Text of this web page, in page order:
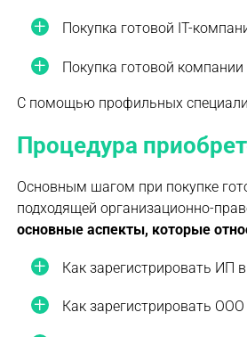
Покупка готовой IT-
Покупка готовой
С помощью профильных
Процедура
Основным шагом при покупке
подходящей организационно-
основные аспекты, которые
Как зарегистрировать ИП
Как зарегистрировать ООО